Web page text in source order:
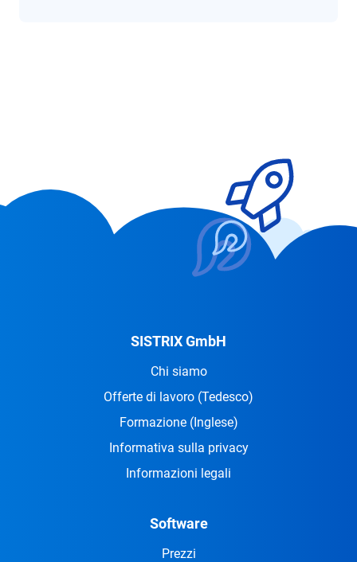
SISTRIX GmbH
Chi siamo
Offerte di lavoro (Tedesco)
Formazione (Inglese)
Informativa sulla privacy
Informazioni legali
Software
Prezzi